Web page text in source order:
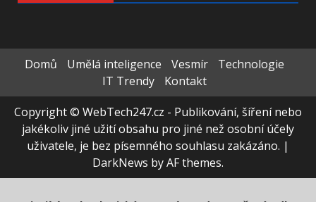
Domů Umělá inteligence Vesmír
Technologie
IT Trendy
Kontakt
Copyright © WebTech247.cz - Publikování, šíření nebo
jakékoliv jiné užití obsahu pro jiné než osobní účely
uživatele, je bez písemného souhlasu zakázáno. |
DarkNews by AF themes.